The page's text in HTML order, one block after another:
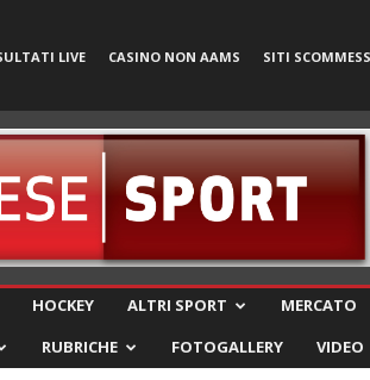
LIVE CASINO NON AAMS SITI
HOCKEY ALTRI SPORT
MERCATO
RUBRICHE FOTOGALLERY VIDEO